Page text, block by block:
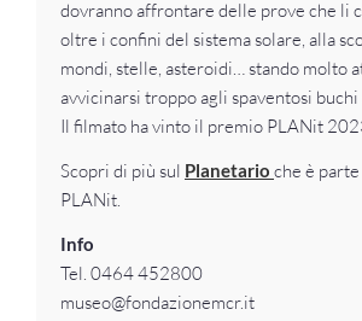
dovranno affrontare delle prove che li
oltre i confini del sistema solare, alla
mondi, stelle, asteroidi… stando molto
avvicinarsi troppo agli spaventosi
Il filmato ha vinto il premio PLANit
Scopri di più sul Planetario che è
PLANit.
Info
Tel. 0464 452800
museo@fondazionemcr.it